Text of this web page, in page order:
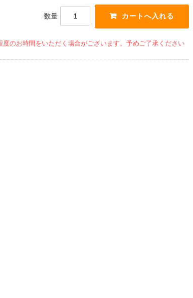
数量
のお時間をいただく場合がございます。予めご了承ください